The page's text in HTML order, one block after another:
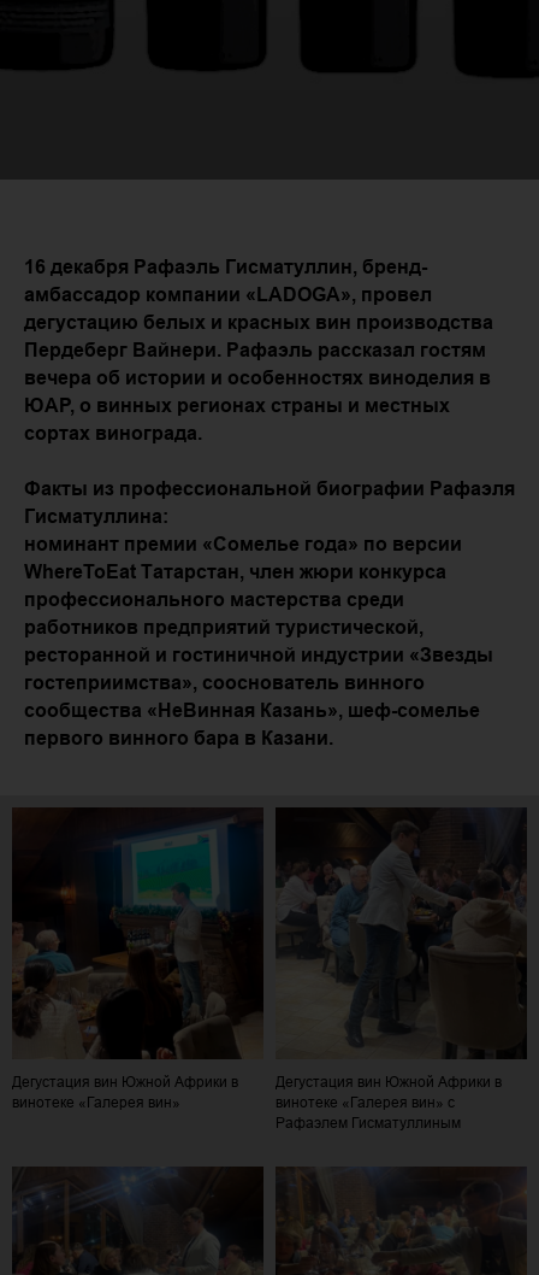
16 декабря Рафаэль Гисматуллин, бренд-
амбассадор компании «LADOGA», провел
дегустацию белых и красных вин производства
Пердеберг Вайнери. Рафаэль рассказал гостям
вечера об истории и особенностях виноделия в
ЮАР, о винных регионах страны и местных
сортах винограда.
Факты из профессиональной биографии Рафаэля
Гисматуллина:
номинант премии «Сомелье года» по версии
WhereToEat Татарстан, член жюри конкурса
профессионального мастерства среди
работников предприятий туристической,
ресторанной и гостиничной индустрии «Звезды
гостеприимства», сооснователь винного
сообщества «НеВинная Казань», шеф-сомелье
первого винного бара в Казани.
Дегустация вин Южной Африки в
винотеке «Галерея вин»
Дегустация вин Южной Африки в
винотеке «Галерея вин» с
Рафаэлем Гисматуллиным